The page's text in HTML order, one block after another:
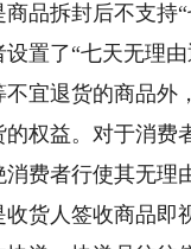
拆封后不支持“
设置了“七天无理
不宜退货的商品外
的权益。对于消费
费者行使其无理
人签收商品即视